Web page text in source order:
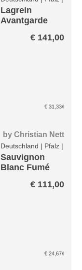
Lagrein
Avantgarde
€ 141,00
€ 31,33/l
byChristian Nett
Deutschland | Pfalz |
Sauvignon
Blanc Fumé
€ 111,00
€ 24,67/l